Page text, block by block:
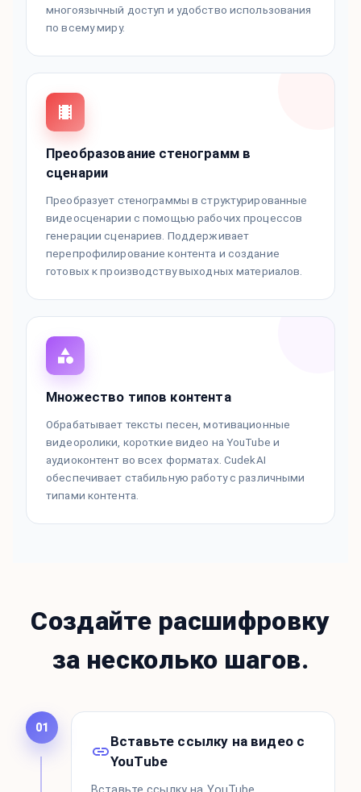
многоязычный доступ и удобство использования
по всему миру.
Преобразование стенограмм в
сценарии
Преобразует стенограммы в структурированные
видеосценарии с помощью рабочих процессов
генерации сценариев. Поддерживает
перепрофилирование контента и создание
готовых к производству выходных материалов.
Множество типов контента
Обрабатывает тексты песен, мотивационные
видеоролики, короткие видео на YouTube и
аудиоконтент во всех форматах. CudekAI
обеспечивает стабильную работу с различными
типами контента.
Создайте расшифровку
за несколько шагов.
01
Вставьте ссылку на видео с
YouTube